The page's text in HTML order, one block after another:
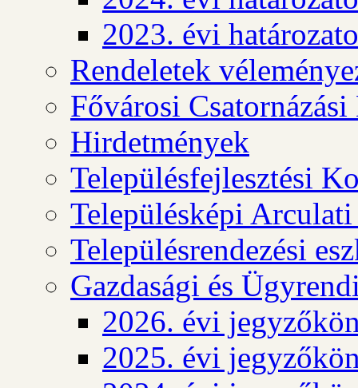
2023. évi
Rendeletek
Fővárosi
Hirdetmények
Településfejlesztési
Településképi
Településrendezési
Gazdasági és
2026. évi
2025. évi